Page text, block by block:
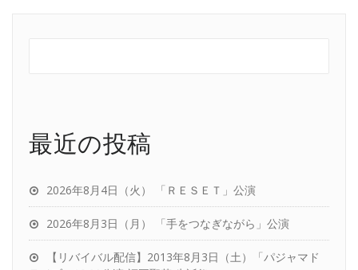
最近の投稿
2026年8月4日（火） 「ＲＥＳＥＴ」公演
2026年8月3日（月） 「手をつなぎながら」公演
【リバイバル配信】2013年8月3日（土）「パジャマド